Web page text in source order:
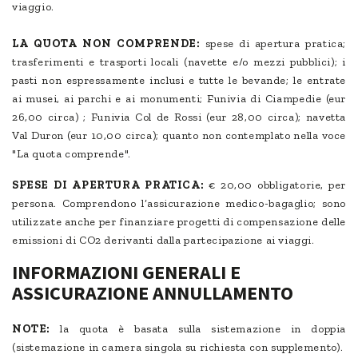
viaggio.
LA QUOTA NON COMPRENDE: spese di apertura pratica;
trasferimenti e trasporti locali (navette e/o mezzi pubblici); i
pasti non espressamente inclusi e tutte le bevande; le entrate
ai musei, ai parchi e ai monumenti; Funivia di Ciampedie (eur
26,00 circa) ; Funivia Col de Rossi (eur 28,00 circa); navetta
Val Duron (eur 10,00 circa); quanto non contemplato nella voce
"La quota comprende".
SPESE DI APERTURA PRATICA:€ 20,00 obbligatorie, per
persona. Comprendono l’assicurazione medico-bagaglio; sono
utilizzate anche per finanziare progetti di compensazione delle
emissioni di CO2 derivanti dalla partecipazione ai viaggi.
INFORMAZIONI GENERALI E
ASSICURAZIONE ANNULLAMENTO
NOTE:
la quota è basata sulla sistemazione in doppia
(sistemazione in camera singola su richiesta con supplemento).